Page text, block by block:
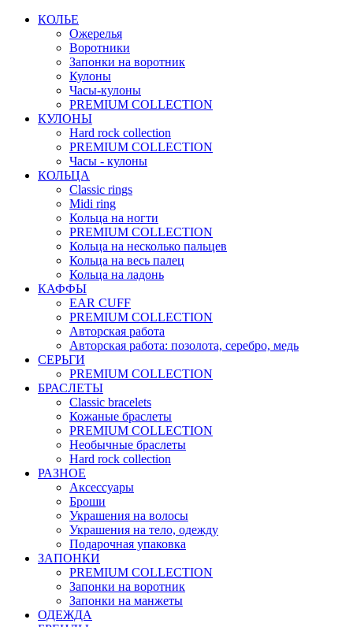
КОЛЬЕ
Ожерелья
Воротники
Запонки на воротник
Кулоны
Часы-кулоны
PREMIUM COLLECTION
КУЛОНЫ
Hard rock collection
PREMIUM COLLECTION
Часы - кулоны
КОЛЬЦА
Classic rings
Midi ring
Кольца на ногти
PREMIUM COLLECTION
Кольца на несколько пальцев
Кольца на весь палец
Кольца на ладонь
КАФФЫ
EAR CUFF
PREMIUM COLLECTION
Авторская работа
Авторская работа: позолота, серебро, медь
СЕРЬГИ
PREMIUM COLLECTION
БРАСЛЕТЫ
Classic bracelets
Кожаные браслеты
PREMIUM COLLECTION
Необычные браслеты
Hard rock collection
РАЗНОЕ
Аксессуары
Броши
Украшения на волосы
Украшения на тело, одежду
Подарочная упаковка
ЗАПОНКИ
PREMIUM COLLECTION
Запонки на воротник
Запонки на манжеты
ОДЕЖДА